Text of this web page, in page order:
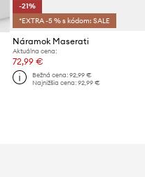
-21%
*EXTRA -5 % s kódom: SALE
Náramok Maserati
Aktuálna cena:
72,99 €
Bežná cena: 92,99 €
Najnižšia cena: 92,99 €